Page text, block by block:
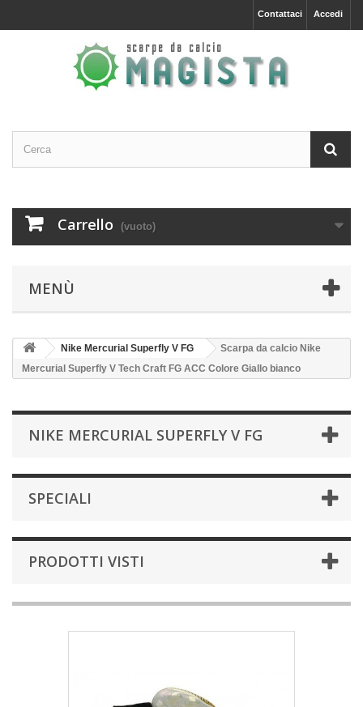
Accedi
Contattaci
Carrello (vuoto)
MENÙ
Nike Mercurial Superfly V FG
Scarpa da calcio Nike
Mercurial Superfly V Tech Craft FG ACC Colore Giallo bianco
NIKE MERCURIAL SUPERFLY V FG
SPECIALI
PRODOTTI VISTI